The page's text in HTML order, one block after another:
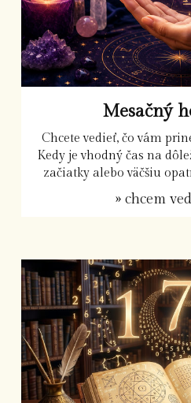
Mesačný
Chcete vedieť, čo vám
Kedy je vhodný čas na
začiatky alebo väčšiu
» chcem